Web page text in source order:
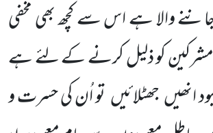
والا ہے اس سے کچھ بھی مخفی
مشرکین کو ذلیل کرنے کے لئے ہے
انھیں جھٹلائیں تو اُن کی حسرت و